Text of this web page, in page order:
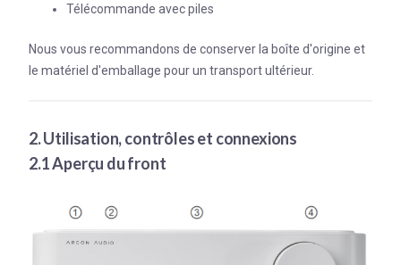
Télécommande avec piles
Nous vous recommandons de conserver la boîte d'origine et
le matériel d'emballage pour un transport ultérieur.
2. Utilisation, contrôles et connexions
2.1 Aperçu du front